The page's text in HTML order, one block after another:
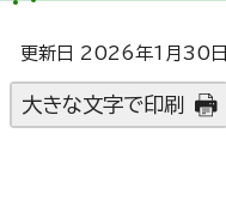
更新日 2026年1月30日
大きな文字で印刷